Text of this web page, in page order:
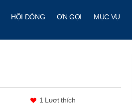
HỘI DÒNG ƠN GỌI MỤC VỤ
1 Lượt thích